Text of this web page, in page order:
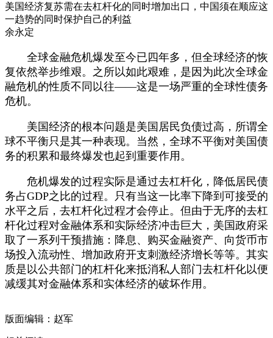
美国经济复苏需在去杠杆化的同时增加出口，中国须在顺应这
一趋势的同时保护自己的利益
余永定
全球金融危机爆发至今已四年多，但全球经济的恢
复依然举步维艰。之所以如此艰难，是因为此次全球金
融危机的性质不同以往——这是一场严重的全球性债务
危机。
美国经济的根本问题是美国居民负债过高，所谓全
球不平衡只是其一种表现。当然，全球不平衡对美国债
务的积累和最终爆发也起到重要作用。
危机爆发的过程实际是通过去杠杆化，降低居民债
务占GDP之比的过程。只有当这一比率下降到可接受的
水平之后，去杠杆化过程才会停止。但由于无序的去杠
杆化过程对金融体系和实际经济冲击巨大，美国政府采
取了一系列干预措施：降息、购买金融资产、向货币市
场投入流动性、增加政府开支刺激经济增长等等。其实
质是以公共部门的杠杆化来抵消私人部门去杠杆化以便
减缓其对金融体系和实体经济的破坏作用。
版面编辑：赵军